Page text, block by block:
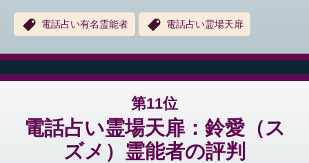
電話占い有名霊能者 電話占い霊場天扉
第11位
電話占い霊場天扉：鈴愛（ス
ズメ）霊能者の評判